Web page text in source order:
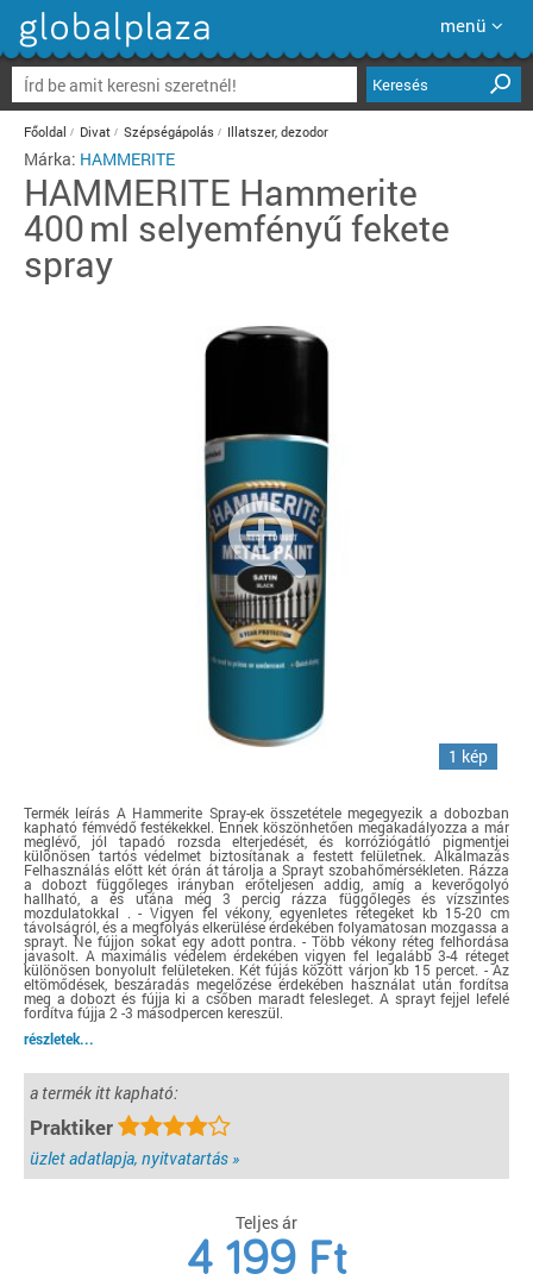
menü
Keresés
Főoldal Divat Szépségápolás Illatszer, dezodor
Márka: HAMMERITE
HAMMERITE Hammerite
400 ml selyemfényű fekete
spray
1 kép
Termék leírás A Hammerite Spray-ek összetétele megegyezik a dobozban
kapható fémvédő festékekkel. Ennek köszönhetően megakadályozza a már
meglévő, jól tapadó rozsda elterjedését, és korróziógátló pigmentjei
különösen tartós védelmet biztosítanak a festett felületnek. Alkalmazás
Felhasználás előtt két órán át tárolja a Sprayt szobahőmérsékleten. Rázza
a dobozt függőleges irányban erőteljesen addig, amíg a keverőgolyó
hallható, a és utána még 3 percig rázza függőleges és vízszintes
mozdulatokkal . - Vigyen fel vékony, egyenletes rétegeket kb 15-20 cm
távolságról, és a megfolyás elkerülése érdekében folyamatosan mozgassa a
sprayt. Ne fújjon sokat egy adott pontra. - Több vékony réteg felhordása
javasolt. A maximális védelem érdekében vigyen fel legalább 3-4 réteget
különösen bonyolult felületeken. Két fújás között várjon kb 15 percet. - Az
eltömődések, beszáradás megelőzése érdekében használat után fordítsa
meg a dobozt és fújja ki a csőben maradt felesleget. A sprayt fejjel lefelé
fordítva fújja 2 -3 másodpercen kereszül.
részletek...
a termék itt kapható:
Praktiker
üzlet adatlapja, nyitvatartás »
Teljes ár
4 199 Ft